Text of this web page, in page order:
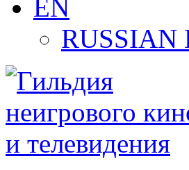
EN
RUSSIAN